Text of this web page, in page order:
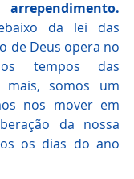
da lei das
de Deus opera no
tempos das
mais, somos um
nos mover em
da nossa
os dias do ano